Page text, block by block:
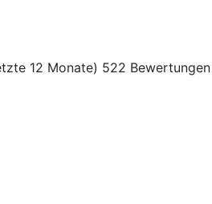
12 Monate) 522 Bewertungen